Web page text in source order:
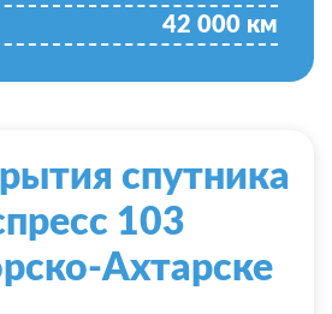
42 000 км
спутника
103
Ахтарске